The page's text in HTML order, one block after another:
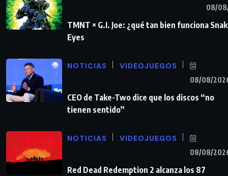
08/
TMNT × G.I. Joe: ¿qué tan bien funciona
Eyes
NOTICIAS VIDEOJUEGOS
08/08/
CEO de Take-Two dice que los discos “no
tienen sentido”
NOTICIAS VIDEOJUEGOS
08/08/
Red Dead Redemption 2 alcanza los 87